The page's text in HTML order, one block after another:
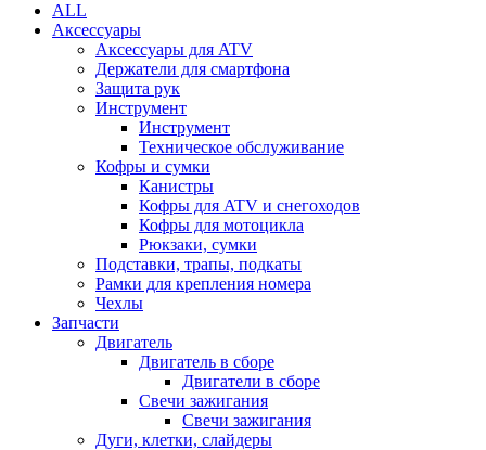
ALL
Аксессуары
Аксессуары для ATV
Держатели для смартфона
Защита рук
Инструмент
Инструмент
Техническое обслуживание
Кофры и сумки
Канистры
Кофры для ATV и снегоходов
Кофры для мотоцикла
Рюкзаки, сумки
Подставки, трапы, подкаты
Рамки для крепления номера
Чехлы
Запчасти
Двигатель
Двигатель в сборе
Двигатели в сборе
Свечи зажигания
Свечи зажигания
Дуги, клетки, слайдеры